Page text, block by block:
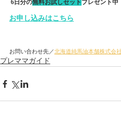
6日分の無料お試しセット プレゼント中
お申し込みはこちら
お問い合わせ先／北海道純馬油本舗株式会
プレママガイド